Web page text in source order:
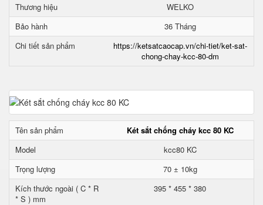
Thương hiệu
WELKO
Bảo hành
36 Tháng
Chi tiết sản phẩm
https://ketsatcaocap.vn/chi-tiet/ket-sat-
chong-chay-kcc-80-dm
Tên sản phẩm
Két sắt chống cháy kcc 80 KC
Model
kcc80 KC
Trọng lượng
70 ± 10kg
Kích thước ngoài ( C * R
* S ) mm
395 * 455 * 380